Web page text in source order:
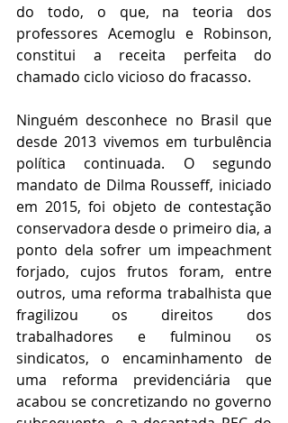
do todo, o que, na teoria dos
professores Acemoglu e Robinson,
constitui a receita perfeita do
chamado ciclo vicioso do fracasso.
Ninguém desconhece no Brasil que
desde 2013 vivemos em turbulência
política continuada. O segundo
mandato de Dilma Rousseff, iniciado
em 2015, foi objeto de contestação
conservadora desde o primeiro dia, a
ponto dela sofrer um impeachment
forjado, cujos frutos foram, entre
outros, uma reforma trabalhista que
fragilizou os direitos dos
trabalhadores e fulminou os
sindicatos, o encaminhamento de
uma reforma previdenciária que
acabou se concretizando no governo